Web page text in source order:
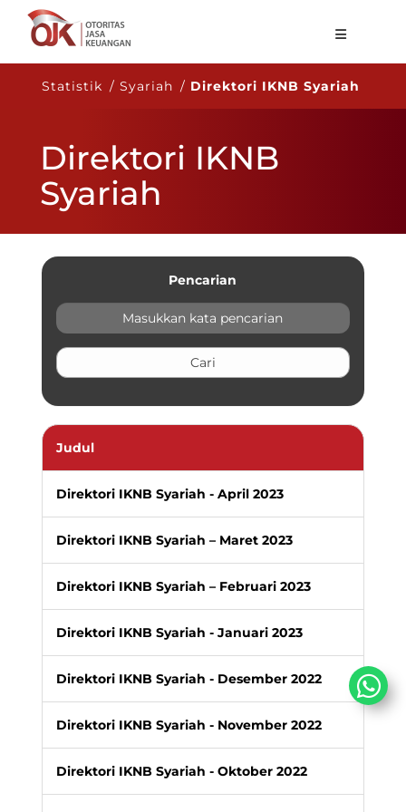
Tentang OJK
Publikasi
Regulasi
Layanan
ID
Statistik / Syariah / Direktori IKNB Syariah
Direktori IKNB
Syariah
Pencarian
Judul
Direktori IKNB Syariah - April 2023
Direktori IKNB Syariah – Maret 2023
Direktori IKNB Syariah – Februari 2023
Direktori IKNB Syariah - Januari 2023
Direktori IKNB Syariah - Desember 2022
Direktori IKNB Syariah - November 2022
Direktori IKNB Syariah - Oktober 2022